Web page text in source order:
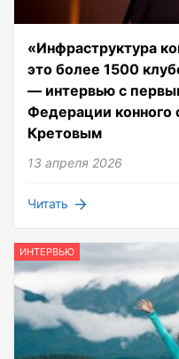
«Инфраструктура
это более 1500
— интервью с
Федерации конного
Кретовым
13 апреля 2026
Читать
ИНТЕРВЬЮ